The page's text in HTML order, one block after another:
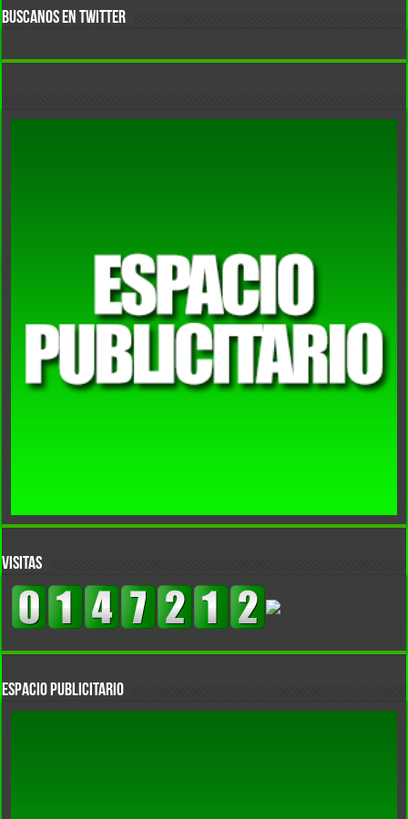
BUSCANOS EN TWITTER
VISITAS
Espacio Publicitario